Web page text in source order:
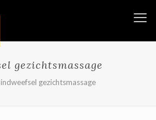
gezichtsmassage
gezichtsmassage